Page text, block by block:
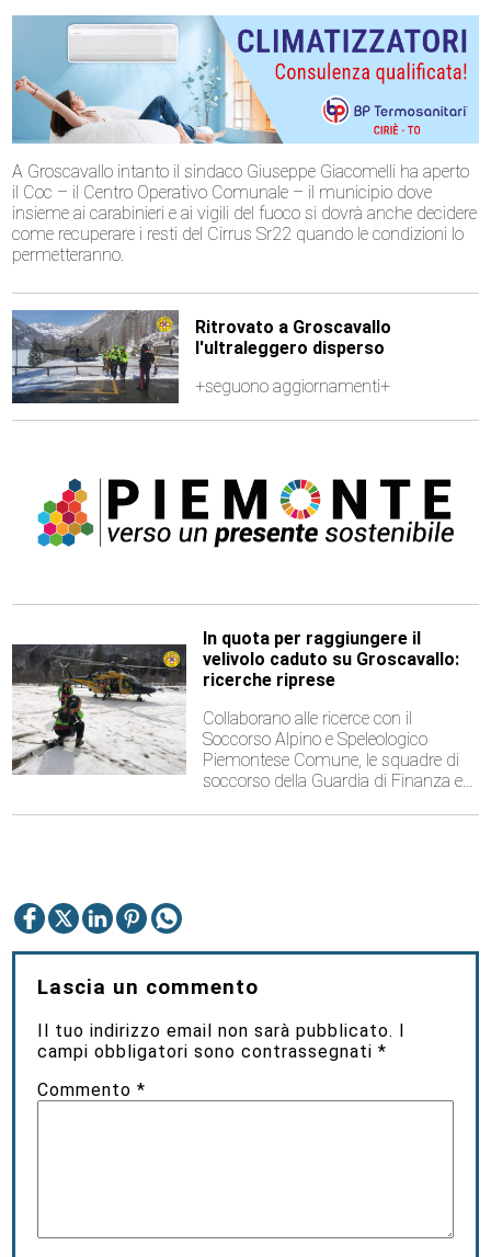
A Groscavallo intanto il sindaco Giuseppe Giacomelli ha aperto
il Coc – il Centro Operativo Comunale – il municipio dove
insieme ai carabinieri e ai vigili del fuoco si dovrà anche decidere
come recuperare i resti del Cirrus Sr22 quando le condizioni lo
permetteranno.
Ritrovato a Groscavallo
l'ultraleggero disperso
+seguono aggiornamenti+
In quota per raggiungere il
velivolo caduto su Groscavallo:
ricerche riprese
Collaborano alle ricerce con il
Soccorso Alpino e Speleologico
Piemontese Comune, le squadre di
soccorso della Guardia di Finanza e…
Lascia un commento
Il tuo indirizzo email non sarà pubblicato. I
campi obbligatori sono contrassegnati*
Commento*